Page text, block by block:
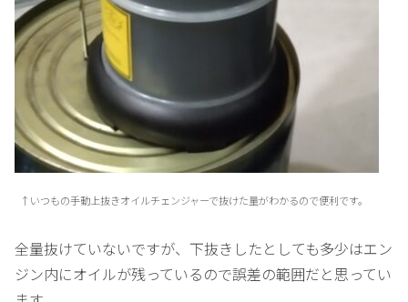
↑いつもの手動上抜きオイルチェンジャーで抜けた量がわかるので便利です。
全量抜けていないですが、下抜きしたとしても多少はエン
ジン内にオイルが残っているので誤差の範囲だと思ってい